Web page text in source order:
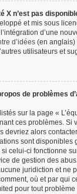
X n’est pas
et mis sous
d’une
d’idées (en anglais)
utilisateurs et
de problèmes
sur la page «
ces problèmes. Si
devriez alors
sont disponibles
si celui-ci fonctionne
de gestion des
juridiction et ne
où et par qui
pour tout problème